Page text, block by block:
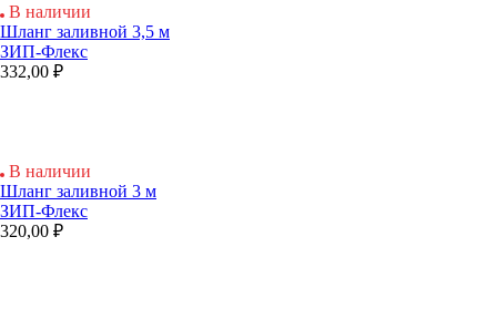
В наличии
Шланг заливной 3,5 м
ЗИП-Флекс
332,00 ₽
В наличии
Шланг заливной 3 м
ЗИП-Флекс
320,00 ₽